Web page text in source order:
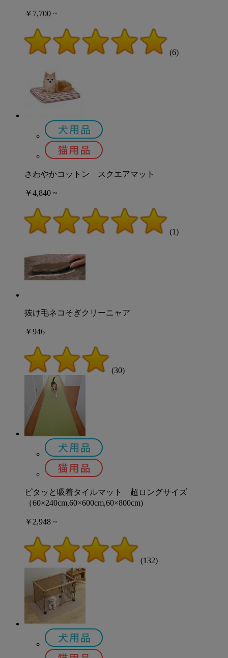
￥7,700 ~
(6)
さわやかコットン スクエアマット
￥4,840 ~
(1)
抜け毛ネコそぎクリーニャア
￥946
(30)
ピタッと吸着タイルマット 超ロングサイズ
（60×240cm,60×600cm,60×800cm)
￥2,948 ~
(132)